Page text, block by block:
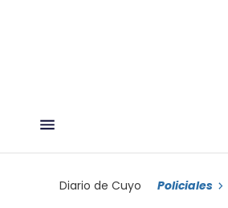
Diario de Cuyo Policiales